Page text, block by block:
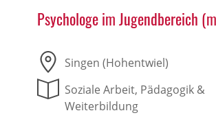
Psychologe im Jugendbereich
Singen (Hohentwiel)
Soziale Arbeit, Pädagogik &
Weiterbildung